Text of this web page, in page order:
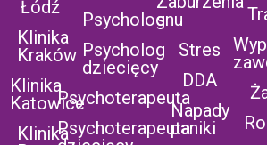
Łódź
Klinika
Kraków
Klinika
Katowice
Klinika
Psycholog
Psycholog
dziecięcy
Psychoterapeuta
Psychoterapeuta
snu
Stres
DDA
Napady
paniki